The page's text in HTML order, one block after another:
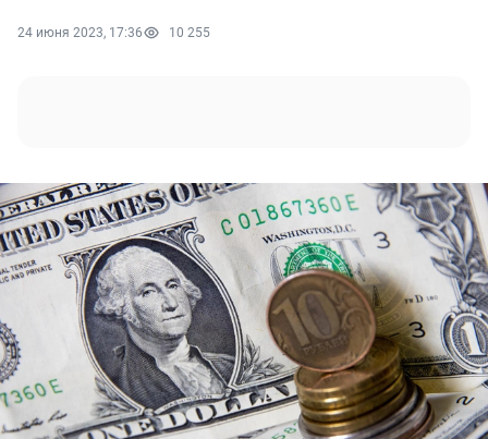
24 июня 2023, 17:36 10 255